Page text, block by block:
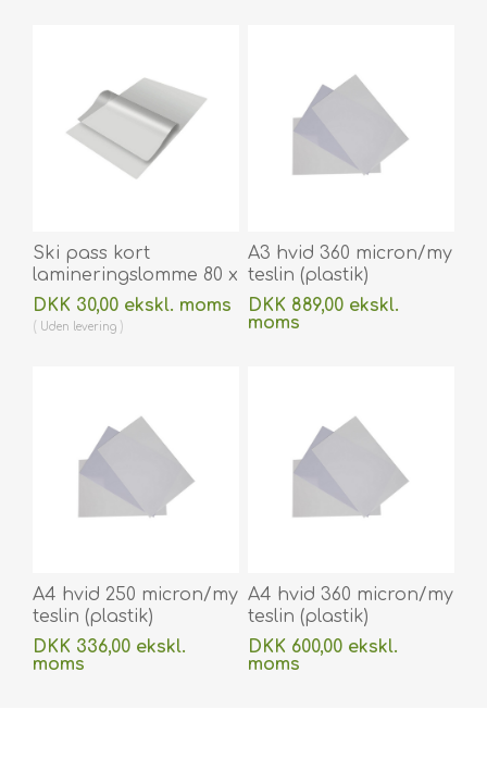
Ski pass kort
lamineringslomme 80 x
116 mm blank / klar 125
micron / my til
varmlaminering 100
DKK 30,00 ekskl. moms
Uden levering
A3 hvid 360 micron/my
teslin (plastik)
printerpapir -
vandafvisende 100 stk.
DKK 889,00 ekskl.
moms
A4 hvid 250 micron/my
teslin (plastik)
printerpapir -
vandafvisende 100 stk.
DKK 336,00 ekskl.
moms
A4 hvid 360 micron/my
teslin (plastik)
printerpapir -
vandafvisende 100 stk.
DKK 600,00 ekskl.
moms